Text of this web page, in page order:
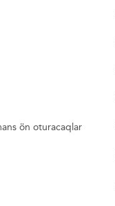
ön oturacaqlar